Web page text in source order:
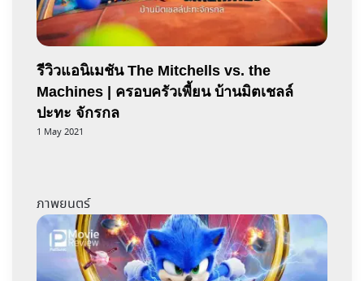
รีวิวแอนิเมชัน The Mitchells vs. the
Machines | ครอบครัวเพี้ยน บ้านมิตเชลล์
ปะทะ จักรกล
1 May 2021
ภาพยนตร์